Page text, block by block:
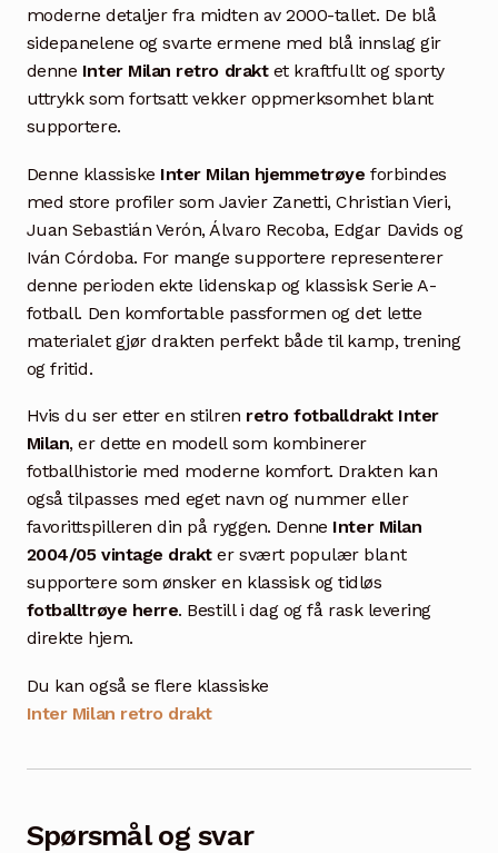
moderne detaljer fra midten av 2000-tallet. De blå
sidepanelene og svarte ermene med blå innslag gir
denne Inter Milan retro draktet kraftfullt og sporty
uttrykk som fortsatt vekker oppmerksomhet blant
supportere.
Denne klassiske Inter Milan hjemmetrøye forbindes
med store profiler som Javier Zanetti, Christian Vieri,
Juan Sebastián Verón, Álvaro Recoba, Edgar Davids og
Iván Córdoba. For mange supportere representerer
denne perioden ekte lidenskap og klassisk Serie A-
fotball. Den komfortable passformen og det lette
materialet gjør drakten perfekt både til kamp, trening
og fritid.
Hvis du ser etter en stilren retro fotballdrakt Inter
Milan, er dette en modell som kombinerer
fotballhistorie med moderne komfort. Drakten kan
også tilpasses med eget navn og nummer eller
favorittspilleren din på ryggen. Denne Inter Milan
2004/05 vintage drakter svært populær blant
supportere som ønsker en klassisk og tidløs
fotballtrøye herre. Bestill i dag og få rask levering
direkte hjem.
Du kan også se flere klassiske
Inter Milan retro drakt
Spørsmål og svar